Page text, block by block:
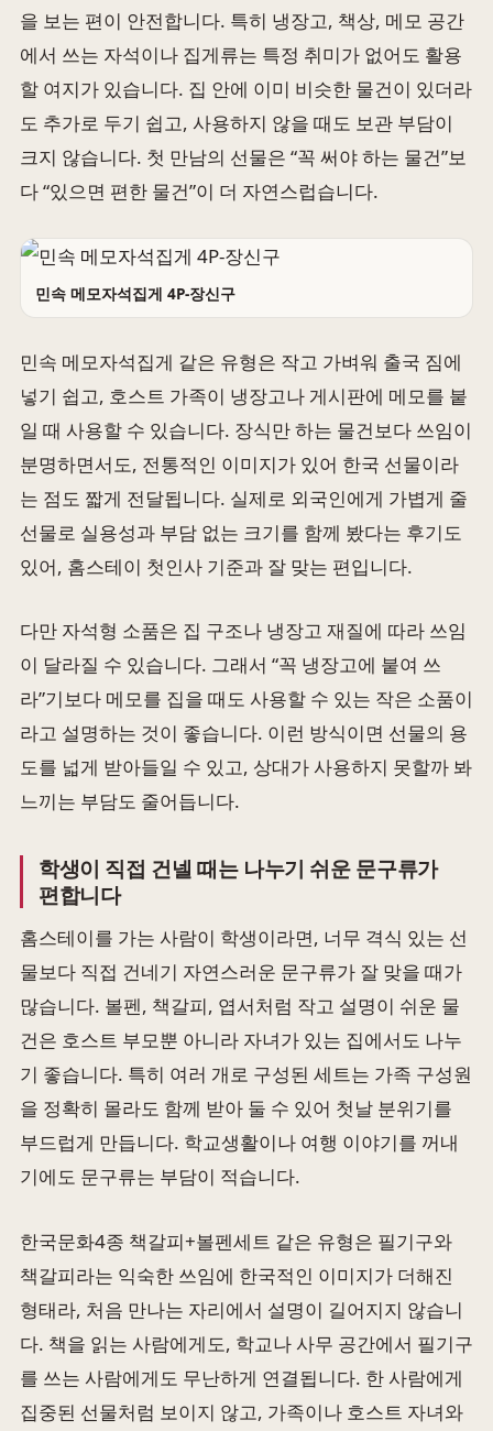
을 보는 편이 안전합니다. 특히 냉장고, 책상, 메모 공간
에서 쓰는 자석이나 집게류는 특정 취미가 없어도 활용
할 여지가 있습니다. 집 안에 이미 비슷한 물건이 있더라
도 추가로 두기 쉽고, 사용하지 않을 때도 보관 부담이
크지 않습니다. 첫 만남의 선물은 “꼭 써야 하는 물건”보
다 “있으면 편한 물건”이 더 자연스럽습니다.
민속 메모자석집게 4P-장신구
민속 메모자석집게 같은 유형은 작고 가벼워 출국 짐에
넣기 쉽고, 호스트 가족이 냉장고나 게시판에 메모를 붙
일 때 사용할 수 있습니다. 장식만 하는 물건보다 쓰임이
분명하면서도, 전통적인 이미지가 있어 한국 선물이라
는 점도 짧게 전달됩니다. 실제로 외국인에게 가볍게 줄
선물로 실용성과 부담 없는 크기를 함께 봤다는 후기도
있어, 홈스테이 첫인사 기준과 잘 맞는 편입니다.
다만 자석형 소품은 집 구조나 냉장고 재질에 따라 쓰임
이 달라질 수 있습니다. 그래서 “꼭 냉장고에 붙여 쓰
라”기보다 메모를 집을 때도 사용할 수 있는 작은 소품이
라고 설명하는 것이 좋습니다. 이런 방식이면 선물의 용
도를 넓게 받아들일 수 있고, 상대가 사용하지 못할까 봐
느끼는 부담도 줄어듭니다.
학생이 직접 건넬 때는 나누기 쉬운 문구류가
편합니다
홈스테이를 가는 사람이 학생이라면, 너무 격식 있는 선
물보다 직접 건네기 자연스러운 문구류가 잘 맞을 때가
많습니다. 볼펜, 책갈피, 엽서처럼 작고 설명이 쉬운 물
건은 호스트 부모뿐 아니라 자녀가 있는 집에서도 나누
기 좋습니다. 특히 여러 개로 구성된 세트는 가족 구성원
을 정확히 몰라도 함께 받아 둘 수 있어 첫날 분위기를
부드럽게 만듭니다. 학교생활이나 여행 이야기를 꺼내
기에도 문구류는 부담이 적습니다.
한국문화4종 책갈피+볼펜세트 같은 유형은 필기구와
책갈피라는 익숙한 쓰임에 한국적인 이미지가 더해진
형태라, 처음 만나는 자리에서 설명이 길어지지 않습니
다. 책을 읽는 사람에게도, 학교나 사무 공간에서 필기구
를 쓰는 사람에게도 무난하게 연결됩니다. 한 사람에게
집중된 선물처럼 보이지 않고, 가족이나 호스트 자녀와